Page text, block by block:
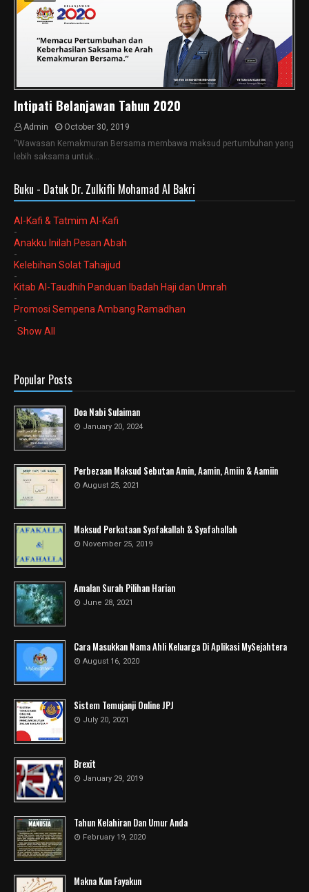
Intipati Belanjawan Tahun 2020
Admin
October 30, 2019
“Wawasan Kemakmuran Bersama membawa maksud pertumbuhan yang
lebih saksama untuk…
Buku - Datuk Dr. Zulkifli Mohamad Al Bakri
Al-Kafi & Tatmim Al-Kafi
-
Anakku Inilah Pesan Abah
-
Kelebihan Solat Tahajjud
-
Kitab Al-Taudhih Panduan Ibadah Haji dan Umrah
-
Promosi Sempena Ambang Ramadhan
-
Show All
Popular Posts
Doa Nabi Sulaiman
January 20, 2024
Perbezaan Maksud Sebutan Amin, Aamin, Amiin & Aamiin
August 25, 2021
Maksud Perkataan Syafakallah & Syafahallah
November 25, 2019
Amalan Surah Pilihan Harian
June 28, 2021
Cara Masukkan Nama Ahli Keluarga Di Aplikasi MySejahtera
August 16, 2020
Sistem Temujanji Online JPJ
July 20, 2021
Brexit
January 29, 2019
Tahun Kelahiran Dan Umur Anda
February 19, 2020
Makna Kun Fayakun